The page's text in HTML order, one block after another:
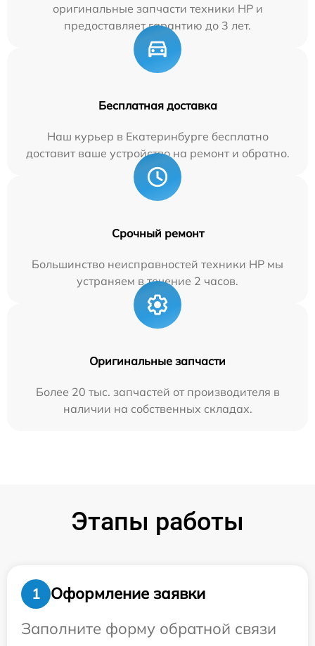
оригинальные запчасти техники HP и
предоставляет гарантию до 3 лет.
Бесплатная доставка
Наш курьер в Екатеринбурге бесплатно
доставит ваше устройство на ремонт и обратно.
Срочный ремонт
Большинство неисправностей техники HP мы
устраняем в течение 2 часов.
Оригинальные запчасти
Более 20 тыс. запчастей от производителя в
наличии на собственных складах.
Этапы работы
1
Оформление заявки
Заполните форму обратной связи